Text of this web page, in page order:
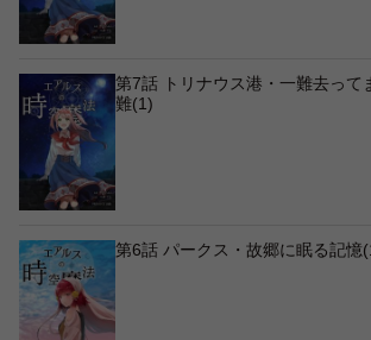
第7話 トリナウス港・一難去って
難(1)
第6話 パークス・故郷に眠る記憶